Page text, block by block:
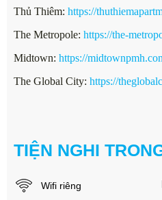
Thủ Thiêm: https://
The Metropole: https://the-
Midtown: https://
The Global City: https://
TIỆN NGHI
Wifi riêng